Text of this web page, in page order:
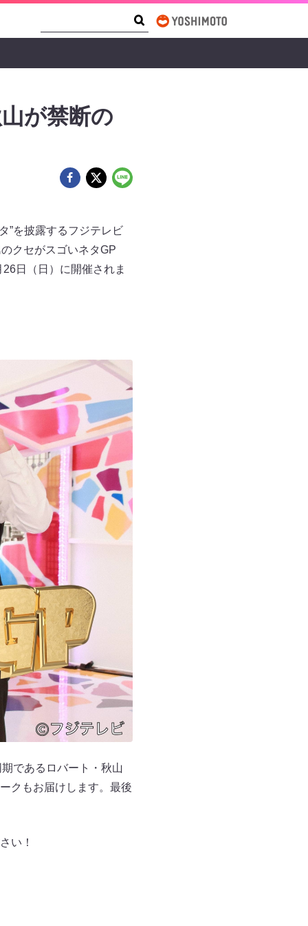
が禁断の
”を披露するフジテレビ
クセがスゴいネタGP
日（日）に開催されま
であるロバート・秋山
クもお届けします。最後
い！